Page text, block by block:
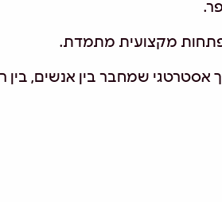
.
מקצועית מתמדת.
אסטרטגי שמחבר בין אנשים, בין